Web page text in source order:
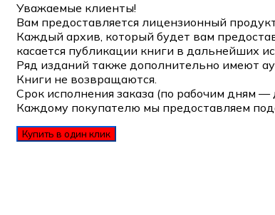
Уважаемые клиенты!
Вам предоставляется лицензионный
Каждый архив, который будет вам
касается публикации книги в дальнейших
Ряд изданий также дополнительно имеют
Книги не возвращаются.
Срок исполнения заказа (по рабочим дням
Каждому покупателю мы предоставляем
Купить в один клик